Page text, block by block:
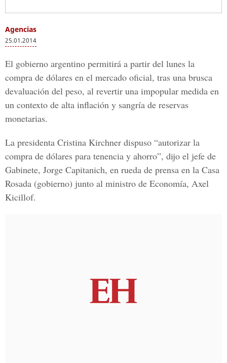
Agencias
25.01.2014
El gobierno argentino permitirá a partir del lunes la
compra de dólares en el mercado oficial, tras una brusca
devaluación del peso, al revertir una impopular medida en
un contexto de alta inflación y sangría de reservas
monetarias.
La presidenta Cristina Kirchner dispuso “autorizar la
compra de dólares para tenencia y ahorro”, dijo el jefe de
Gabinete, Jorge Capitanich, en rueda de prensa en la Casa
Rosada (gobierno) junto al ministro de Economía, Axel
Kicillof.